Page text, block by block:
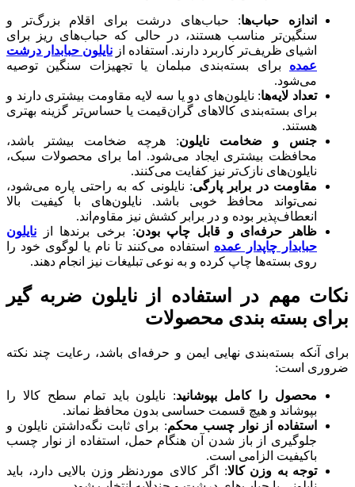
اندازه حباب‌ها: حباب‌های درشت برای اقلام بزرگ‌تر و
سنگین‌تر مناسب هستند، در حالی که حباب‌های ریز برای
اشیای ظریف‌تر کاربرد دارند. استفاده از نایلون حبابدار درشت
عمده برای بسته‌بندی مبلمان یا تجهیزات سنگین توصیه
می‌شود.
تعداد لایه‌ها: نایلون‌های دو یا سه لایه مقاومت بیشتری دارند و
برای بسته‌بندی کالاهای گران‌قیمت یا حساس‌تر گزینه بهتری
هستند.
جنس و ضخامت نایلون: هرچه ضخامت بیشتر باشد،
محافظت بیشتری ایجاد می‌شود. اما برای محصولات سبک،
نایلون‌های نازک‌تر نیز کفایت می‌کنند.
مقاومت در برابر پارگی: نایلونی که به راحتی پاره می‌شود،
نمی‌تواند محافظ خوبی باشد. نایلون‌های با کیفیت بالا
انعطاف‌پذیر بوده و در برابر کشش نیز مقاوم‌اند.
ظاهر حرفه‌ای و قابل چاپ بودن: برخی برندها از نایلون
حبابدار چاپدار عمده استفاده می‌کنند تا نام یا لوگوی خود را
روی بسته‌ها چاپ کرده و به نوعی تبلیغات نیز انجام دهند.
نکات مهم در استفاده از نایلون ضربه گیر
برای بسته بندی محصولات
برای آنکه بسته‌بندی نهایی ایمن و حرفه‌ای باشد، رعایت چند نکته
ضروری است:
محصول را کامل بپوشانید: نایلون باید تمام سطح کالا را
بپوشاند و هیچ قسمت حساسی بدون محافظ نماند.
استفاده از نوار چسب محکم: برای ثابت نگه‌داشتن نایلون و
جلوگیری از باز شدن آن هنگام حمل، استفاده از نوار چسب
باکیفیت الزامی است.
توجه به وزن کالا: اگر کالای موردنظر وزن بالایی دارد، باید